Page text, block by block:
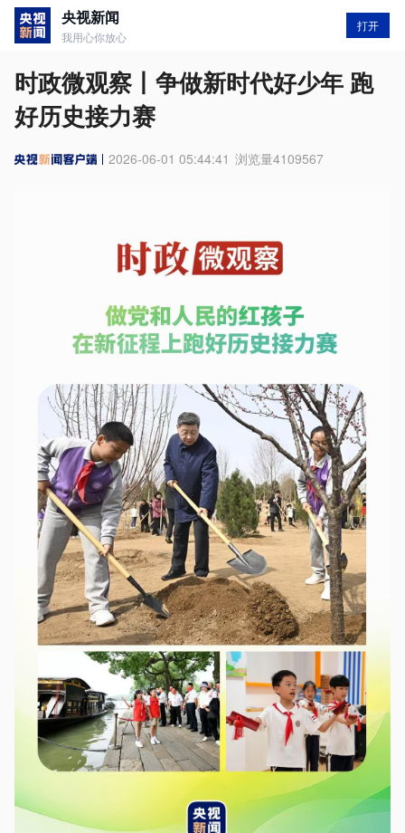
央视新闻
我用心你放心
打开
时政微观察丨争做新时代好少年 跑
好历史接力赛
2026-06-01 05:44:41 浏览量4109567